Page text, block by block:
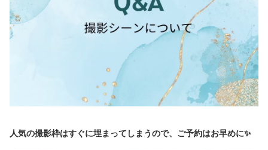
人気の撮影枠はすぐに埋まってしまうので、ご予約はお早めに✨